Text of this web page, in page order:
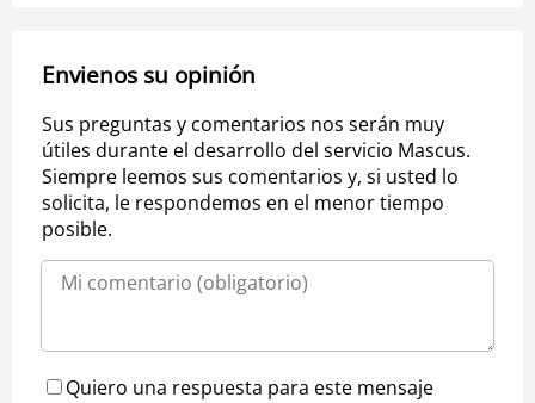
Envienos su opinión
Sus preguntas y comentarios nos serán muy
útiles durante el desarrollo del servicio Mascus.
Siempre leemos sus comentarios y, si usted lo
solicita, le respondemos en el menor tiempo
posible.
Quiero una respuesta para este mensaje